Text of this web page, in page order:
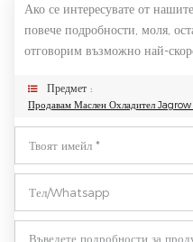
Ако се интересувате от
повече подробности, моля,
отговорим възможно най-
Предмет :
Продавам Маслен Охладител